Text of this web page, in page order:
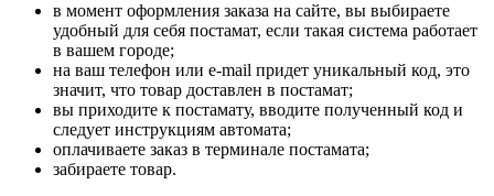
в момент оформления заказа на сайте, вы выбираете
удобный для себя постамат, если такая система работает
в вашем городе;
на ваш телефон или e-mail придет уникальный код, это
значит, что товар доставлен в постамат;
вы приходите к постамату, вводите полученный код и
следует инструкциям автомата;
оплачиваете заказ в терминале постамата;
забираете товар.